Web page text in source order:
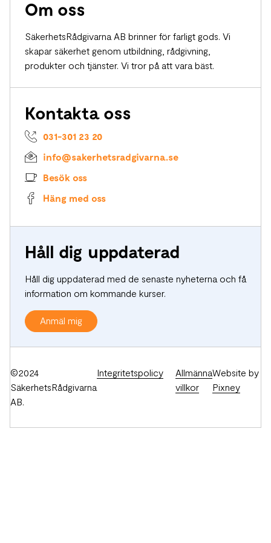
utbildning och bedömning för
obligatorisk från och med 1 januari
2023.
utbildare.
en övergripande genomgång. Vi
klass 7.
Om oss
SäkerhetsRådgivarna AB brinner för farligt gods. Vi
skapar säkerhet genom utbildning, rådgivning,
produkter och tjänster. Vi tror på att vara bäst.
Kontakta oss
031-301 23 20
info@sakerhetsradgivarna.se
Besök oss
Häng med oss
Håll dig uppdaterad
Håll dig uppdaterad med de senaste nyheterna och få
information om kommande kurser.
Anmäl mig
©2024
SäkerhetsRådgivarna
AB.
Integritetspolicy
Allmänna
villkor
Website by
Pixney